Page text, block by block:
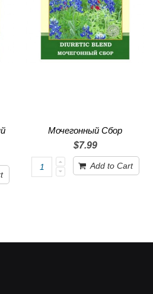
Мочегонный Сбор
$7.99
Add to Cart